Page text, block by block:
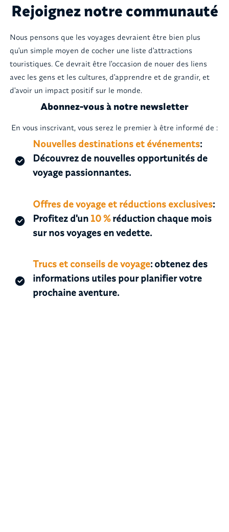
Rejoignez notre communauté
Nous pensons que les voyages devraient être bien plus
qu'un simple moyen de cocher une liste d'attractions
touristiques. Ce devrait être l'occasion de nouer des liens
avec les gens et les cultures, d'apprendre et de grandir, et
d'avoir un impact positif sur le monde.
Abonnez-vous à notre newsletter
En vous inscrivant, vous serez le premier à être informé de :
Nouvelles destinations et événements:
Découvrez de nouvelles opportunités de
voyage passionnantes.
Offres de voyage et réductions exclusives:
Profitez d'un 10 %réduction chaque mois
sur nos voyages en vedette.
Trucs et conseils de voyage: obtenez des
informations utiles pour planifier votre
prochaine aventure.